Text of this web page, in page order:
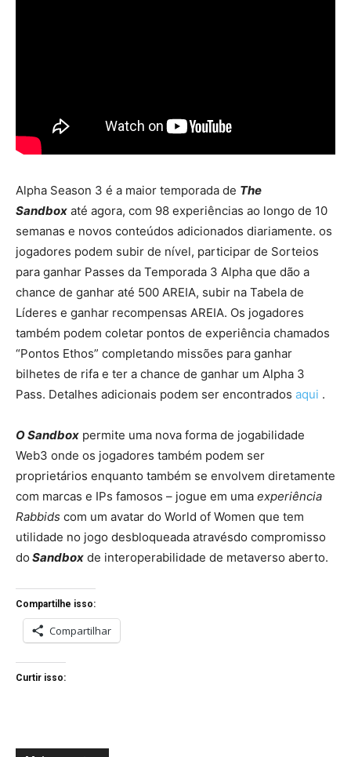
Alpha Season 3 é a maior temporada de The
Sandbox até agora, com 98 experiências ao longo de 10
semanas e novos conteúdos adicionados diariamente. os
jogadores podem subir de nível, participar de Sorteios
para ganhar Passes da Temporada 3 Alpha que dão a
chance de ganhar até 500 AREIA, subir na Tabela de
Líderes e ganhar recompensas AREIA. Os jogadores
também podem coletar pontos de experiência chamados
“Pontos Ethos” completando missões para ganhar
bilhetes de rifa e ter a chance de ganhar um Alpha 3
Pass. Detalhes adicionais podem ser encontrados aqui .
O Sandbox permite uma nova forma de jogabilidade
Web3 onde os jogadores também podem ser
proprietários enquanto também se envolvem diretamente
com marcas e IPs famosos – jogue em uma experiência
Rabbids com um avatar do World of Women que tem
utilidade no jogo desbloqueada atravésdo compromisso
do Sandbox de interoperabilidade de metaverso aberto.
Compartilhe isso:
Compartilhar
Curtir isso: